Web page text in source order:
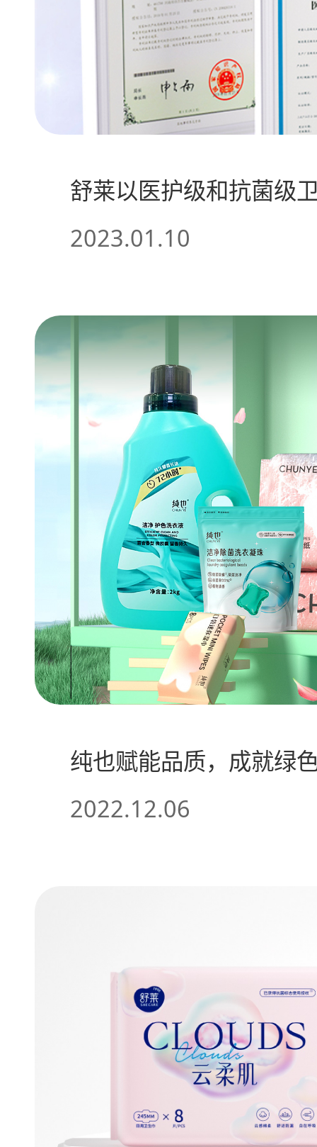
舒莱以医护级和抗菌级
2023.01.10
纯也赋能品质，成就绿
2022.12.06